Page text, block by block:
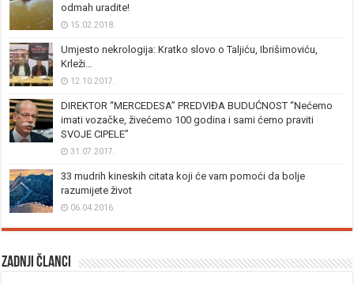
odmah uradite!
15.02.2018.
Umjesto nekrologija: Kratko slovo o Taljiću, Ibrišimoviću,
Krleži…
12.10.2017.
DIREKTOR “MERCEDESA” PREDVIĐA BUDUĆNOST “Nećemo
imati vozačke, živećemo 100 godina i sami ćemo praviti
SVOJE CIPELE”
31.07.2017.
33 mudrih kineskih citata koji će vam pomoći da bolje
razumijete život
06.04.2016.
Zadnji članci